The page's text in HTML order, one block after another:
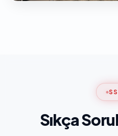
Sıkça